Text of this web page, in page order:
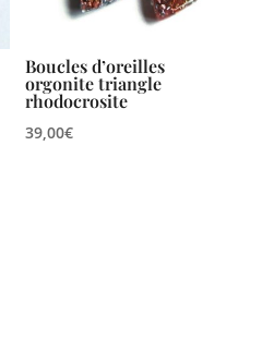
Boucles d’oreilles
orgonite triangle
rhodocrosite
39,00€